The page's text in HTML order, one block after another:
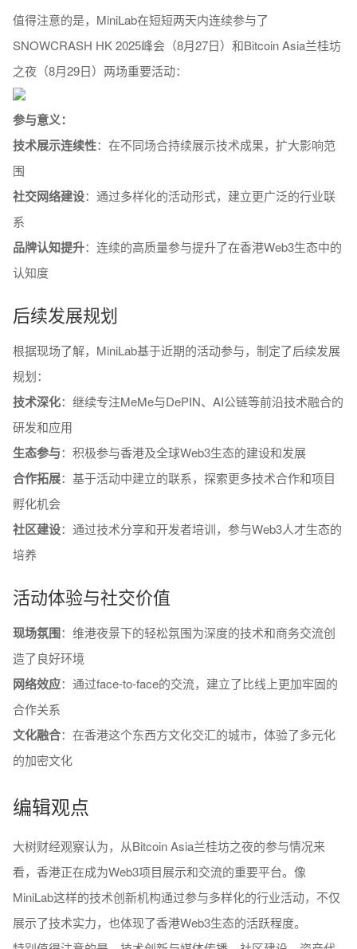
值得注意的是，MiniLab在短短两天内连续参与了
SNOWCRASH HK 2025峰会（8月27日）和Bitcoin Asia兰桂坊
之夜（8月29日）两场重要活动：
参与意义：
技术展示连续性：在不同场合持续展示技术成果，扩大影响范
围
社交网络建设：通过多样化的活动形式，建立更广泛的行业联
系
品牌认知提升：连续的高质量参与提升了在香港Web3生态中的
认知度
后续发展规划
根据现场了解，MiniLab基于近期的活动参与，制定了后续发展
规划：
技术深化：继续专注MeMe与DePIN、AI公链等前沿技术融合的
研发和应用
生态参与：积极参与香港及全球Web3生态的建设和发展
合作拓展：基于活动中建立的联系，探索更多技术合作和项目
孵化机会
社区建设：通过技术分享和开发者培训，参与Web3人才生态的
培养
活动体验与社交价值
现场氛围：维港夜景下的轻松氛围为深度的技术和商务交流创
造了良好环境
网络效应：通过face-to-face的交流，建立了比线上更加牢固的
合作关系
文化融合：在香港这个东西方文化交汇的城市，体验了多元化
的加密文化
编辑观点
大树财经观察认为，从Bitcoin Asia兰桂坊之夜的参与情况来
看，香港正在成为Web3项目展示和交流的重要平台。像
MiniLab这样的技术创新机构通过参与多样化的行业活动，不仅
展示了技术实力，也体现了香港Web3生态的活跃程度。